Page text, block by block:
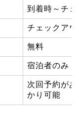
到着時～チ
チェックア
無料
宿泊者のみ
次回予約が
かり可能